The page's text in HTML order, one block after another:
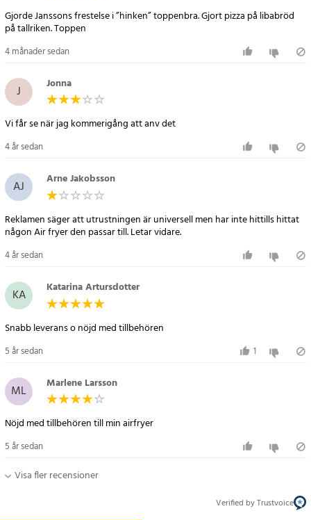
Artikelnummer:78835
Gjorde Janssons frestelse i ”hinken” toppenbra. Gjort pizza på libabröd
på tallriken. Toppen
4 månader sedan
J Jonna
Vi får se när jag kommerigång att anv det
4 år sedan
AJ Arne Jakobsson
Reklamen säger att utrustningen är universell men har inte hittills hittat
någon Air fryer den passar till. Letar vidare.
4 år sedan
KA Katarina Artursdotter
Snabb leverans o nöjd med tillbehören
5 år sedan 1
ML Marlene Larsson
Nöjd med tillbehören till min airfryer
5 år sedan
Visa fler recensioner
Verified by Trustvoice